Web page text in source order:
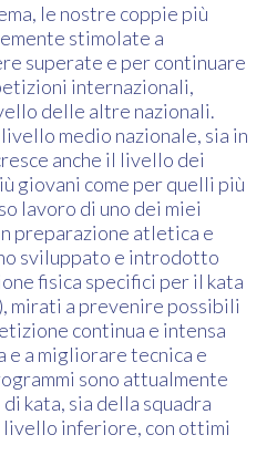
le nostre coppie più
stimolate a
superate e per continuare
internazionali,
delle altre nazionali.
medio nazionale, sia in
anche il livello dei
giovani come per quelli più
lavoro di uno dei miei
preparazione atletica e
sviluppato e introdotto
fisica specifici per il kata
mirati a prevenire possibili
continua e intensa
e a migliorare tecnica e
sono attualmente
kata, sia della squadra
livello inferiore, con ottimi